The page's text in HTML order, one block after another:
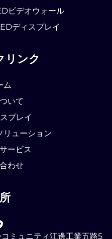
ビデオウォール
ディスプレイ
リンク
ム
いて
プレイ
リューション
ービス
わせ
ミュニティ江邊工業五路5